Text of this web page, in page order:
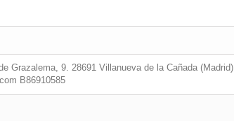
Grazalema, 9. 28691 Villanueva de la Cañada (Madrid)
B86910585